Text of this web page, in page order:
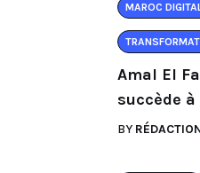
MAROC
Amal El
succède
BY